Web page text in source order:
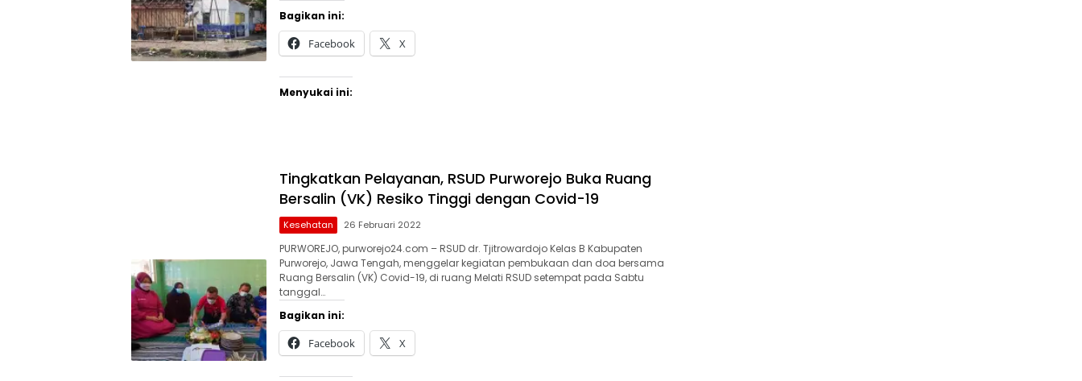
Bagikan ini:
Facebook X
Menyukai ini:
Tingkatkan Pelayanan, RSUD Purworejo Buka Ruang
Bersalin (VK) Resiko Tinggi dengan Covid-19
Kesehatan 26 Februari 2022
PURWOREJO, purworejo24.com – RSUD dr. Tjitrowardojo Kelas B Kabupaten
Purworejo, Jawa Tengah, menggelar kegiatan pembukaan dan doa bersama
Ruang Bersalin (VK) Covid-19, di ruang Melati RSUD setempat pada Sabtu
tanggal…
Bagikan ini:
Facebook X